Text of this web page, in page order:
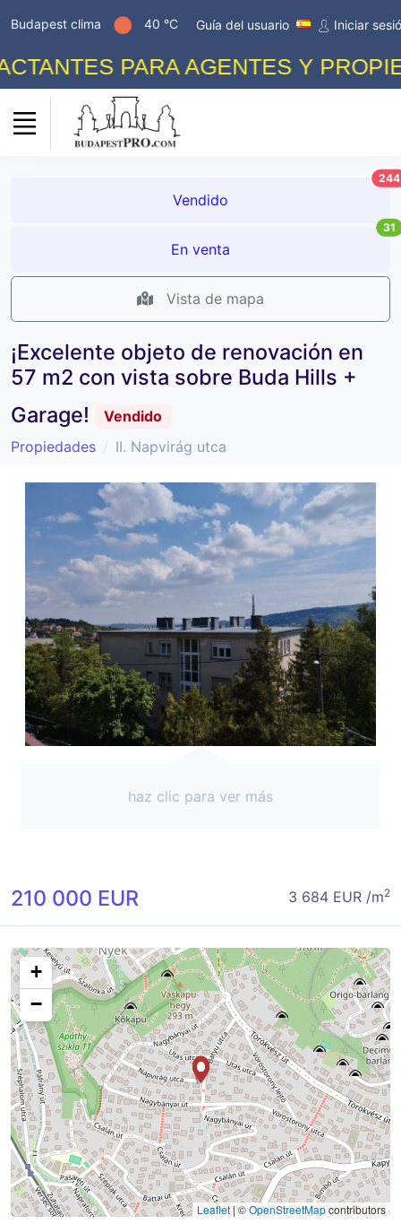
Budapest clima 40 °C Guía del usuario Iniciar
PARA AGENTES Y
Vendido
244
En venta
31
Vista de mapa
¡Excelente objeto de renovación en
57 m2 con vista sobre Buda Hills +
Garage!
Vendido
Propiedades
II. Napvirág utca
haz clic para ver más
210 000 EUR 3 684 EUR /m2
+
−
Leaflet | ©OpenStreetMapcontributors